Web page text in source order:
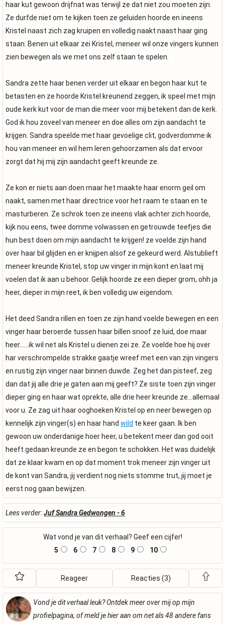
haar kut gewoon drijfnat was terwijl ze dat niet zou moeten zijn.
Ze durfde niet om te kijken toen ze geluiden hoorde en ineens
Kristel naast zich zag kruipen en volledig naakt naast haar ging
staan. Benen uit elkaar zei Kristel, meneer wil onze vingers kunnen
zien bewegen als we met ons zelf staan te spelen.
Sandra zette haar benen verder uit elkaar en begon haar kut te
betasten en ze hoorde Kristel kreunend zeggen, ik speel met mijn
oude kerk kut voor de man die meer voor mij betekent dan de kerk.
God ik hou zoveel van meneer en doe alles om zijn aandacht te
krijgen. Sandra speelde met haar gevoelige clit, godverdomme ik
hou van meneer en wil hem leren gehoorzamen als dat ervoor
zorgt dat hij mij zijn aandacht geeft kreunde ze.
Ze kon er niets aan doen maar het maakte haar enorm geil om
naakt, samen met haar directrice voor het raam te staan en te
masturberen. Ze schrok toen ze ineens vlak achter zich hoorde,
kijk nou eens, twee domme volwassen en getrouwde teefjes die
hun best doen om mijn aandacht te krijgen! ze voelde zijn hand
over haar bil glijden en er knijpen alsof ze gekeurd werd. Alstublieft
meneer kreunde Kristel, stop uw vinger in mijn kont en laat mij
voelen dat ik aan u behoor. Gelijk hoorde ze een dieper grom, ohh ja
heer, dieper in mijn reet, ik ben volledig uw eigendom.
Het deed Sandra rillen en toen ze zijn hand voelde bewegen en een
vinger haar beroerde tussen haar billen snoof ze luid, doe maar
heer……ik wil net als Kristel u dienen zei ze. Ze voelde hoe hij over
har verschrompelde strakke gaatje wreef met een van zijn vingers
en rustig zijn vinger naar binnen duwde. Zeg het dan pisteef, zeg
dan dat jij alle drie je gaten aan mij geeft? Ze siste toen zijn vinger
dieper ging en haar wat oprekte, alle drie heer kreunde ze…allemaal
voor u. Ze zag uit haar ooghoeken Kristel op en neer bewegen op
kennelijk zijn vinger(s) en haar hand wild te keer gaan. Ik ben
gewoon uw onderdanige hoer heer, u betekent meer dan god ooit
heeft gedaan kreunde ze en begon te schokken. Het was duidelijk
dat ze klaar kwam en op dat moment trok meneer zijn vinger uit
de kont van Sandra, jij verdient nog niets stomme trut, jij moet je
eerst nog gaan bewijzen.
Lees verder:Juf Sandra Gedwongen - 6
Wat vond je van dit verhaal? Geef een cijfer!
5
6 7 8 9 10
Reageer Reacties (3)
Vond je dit verhaal leuk? Ontdek meer over mij op mijn
profielpagina, of meld je hier aan om net als 48 andere fans